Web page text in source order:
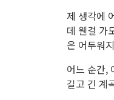
제 생각에
데 웬걸 가
은 어두워
어느 순간,
길고 긴 계